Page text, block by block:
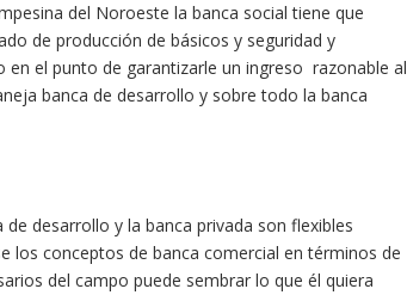
del Noroeste la banca social tiene que
de producción de básicos y seguridad y
el punto de garantizarle un ingreso razonable al
banca de desarrollo y sobre todo la banca
desarrollo y la banca privada son flexibles
los conceptos de banca comercial en términos de
del campo puede sembrar lo que él quiera